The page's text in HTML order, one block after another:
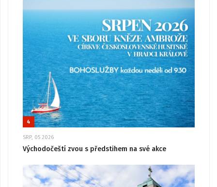
4
SRP, 05 2026
Východočeští zvou s předstihem na své akce